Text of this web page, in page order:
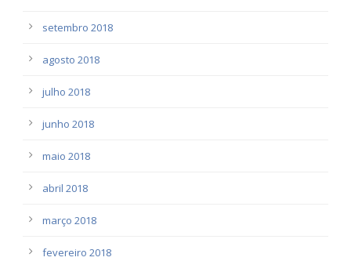
setembro 2018
agosto 2018
julho 2018
junho 2018
maio 2018
abril 2018
março 2018
fevereiro 2018